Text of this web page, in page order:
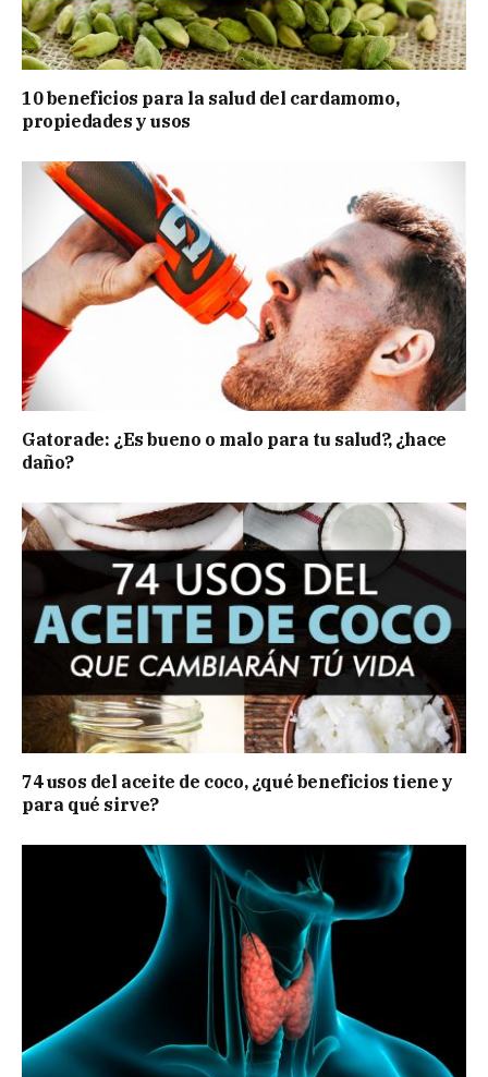
10 beneficios para la salud del cardamomo,
propiedades y usos
Gatorade: ¿Es bueno o malo para tu salud?, ¿hace
daño?
74 usos del aceite de coco, ¿qué beneficios tiene y
para qué sirve?